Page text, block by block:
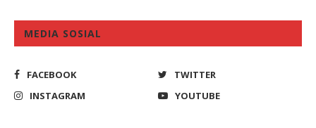
MEDIA SOSIAL
FACEBOOK
TWITTER
INSTAGRAM
YOUTUBE